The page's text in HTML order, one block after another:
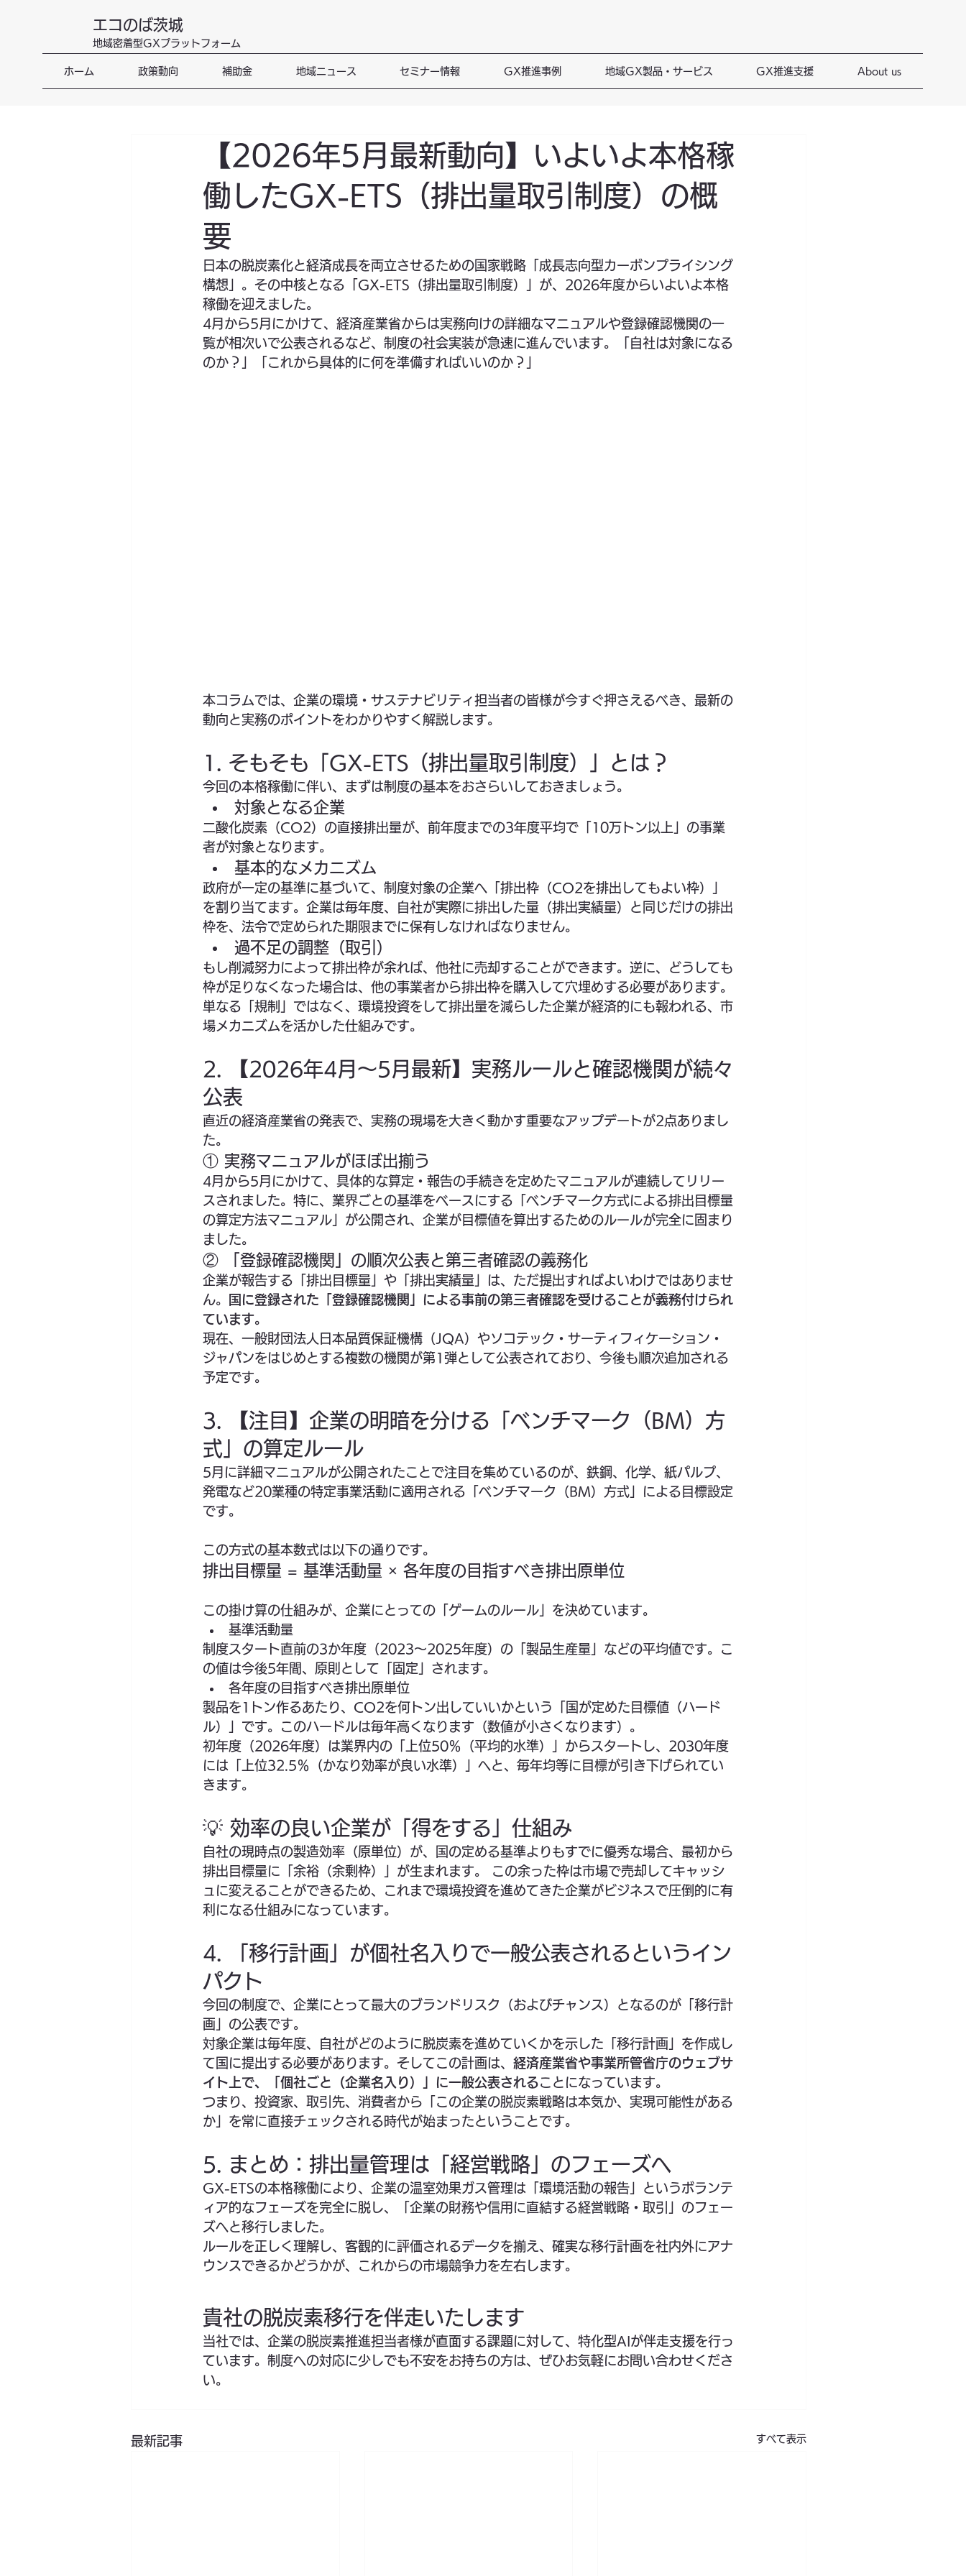
ホーム 政策動向 補助金 地域ニュース セミナー情報 GX推進事例 地域GX製品・サービス GX推進支援 About us
エコのば茨城
地域密着型GXプラットフォーム
【2026年5月最新動向】いよいよ本格稼
働したGX-ETS（排出量取引制度）の概
要
日本の脱炭素化と経済成長を両立させるための国家戦略「成長志向型カーボンプライシング
構想」。その中核となる「GX-ETS（排出量取引制度）」が、2026年度からいよいよ本格
稼働を迎えました。
4月から5月にかけて、経済産業省からは実務向けの詳細なマニュアルや登録確認機関の一
覧が相次いで公表されるなど、制度の社会実装が急速に進んでいます。「自社は対象になる
のか？」「これから具体的に何を準備すればいいのか？」
本コラムでは、企業の環境・サステナビリティ担当者の皆様が今すぐ押さえるべき、最新の
動向と実務のポイントをわかりやすく解説します。
1. そもそも「GX-ETS（排出量取引制度）」とは？
今回の本格稼働に伴い、まずは制度の基本をおさらいしておきましょう。
対象となる企業
二酸化炭素（CO2）の直接排出量が、前年度までの3年度平均で「10万トン以上」の事業
者が対象となります。
基本的なメカニズム
政府が一定の基準に基づいて、制度対象の企業へ「排出枠（CO2を排出してもよい枠）」
を割り当てます。企業は毎年度、自社が実際に排出した量（排出実績量）と同じだけの排出
枠を、法令で定められた期限までに保有しなければなりません。
過不足の調整（取引）
もし削減努力によって排出枠が余れば、他社に売却することができます。逆に、どうしても
枠が足りなくなった場合は、他の事業者から排出枠を購入して穴埋めする必要があります。
単なる「規制」ではなく、環境投資をして排出量を減らした企業が経済的にも報われる、市
場メカニズムを活かした仕組みです。
2. 【2026年4月〜5月最新】実務ルールと確認機関が続々
公表
直近の経済産業省の発表で、実務の現場を大きく動かす重要なアップデートが2点ありまし
た。
① 実務マニュアルがほぼ出揃う
4月から5月にかけて、具体的な算定・報告の手続きを定めたマニュアルが連続してリリー
スされました。特に、業界ごとの基準をベースにする「ベンチマーク方式による排出目標量
の算定方法マニュアル」が公開され、企業が目標値を算出するためのルールが完全に固まり
ました。
② 「登録確認機関」の順次公表と第三者確認の義務化
企業が報告する「排出目標量」や「排出実績量」は、ただ提出すればよいわけではありませ
ん。
国に登録された「登録確認機関」による事前の第三者確認を受けることが義務付けられ
ています。
現在、一般財団法人日本品質保証機構（JQA）やソコテック・サーティフィケーション・
ジャパンをはじめとする複数の機関が第1弾として公表されており、今後も順次追加される
予定です。
3. 【注目】企業の明暗を分ける「ベンチマーク（BM）方
式」の算定ルール
5月に詳細マニュアルが公開されたことで注目を集めているのが、鉄鋼、化学、紙パルプ、
発電など20業種の特定事業活動に適用される「ベンチマーク（BM）方式」による目標設定
です。
この方式の基本数式は以下の通りです。
排出目標量 = 基準活動量 × 各年度の目指すべき排出原単位
この掛け算の仕組みが、企業にとっての「ゲームのルール」を決めています。
基準活動量
制度スタート直前の3か年度（2023〜2025年度）の「製品生産量」などの平均値です。こ
の値は今後5年間、原則として「固定」されます。
各年度の目指すべき排出原単位
製品を1トン作るあたり、CO2を何トン出していいかという「国が定めた目標値（ハード
ル）」です。このハードルは毎年高くなります（数値が小さくなります）。
初年度（2026年度）は業界内の「上位50％（平均的水準）」からスタートし、2030年度
には「上位32.5％（かなり効率が良い水準）」へと、毎年均等に目標が引き下げられてい
きます。
💡 効率の良い企業が「得をする」仕組み
自社の現時点の製造効率（原単位）が、国の定める基準よりもすでに優秀な場合、最初から
排出目標量に「余裕（余剰枠）」が生まれます。 この余った枠は市場で売却してキャッシ
ュに変えることができるため、これまで環境投資を進めてきた企業がビジネスで圧倒的に有
利になる仕組みになっています。
4. 「移行計画」が個社名入りで一般公表されるというイン
パクト
今回の制度で、企業にとって最大のブランドリスク（およびチャンス）となるのが「移行計
画」の公表です。
対象企業は毎年度、自社がどのように脱炭素を進めていくかを示した「移行計画」を作成し
て国に提出する必要があります。そしてこの計画は、 経済産業省や事業所管省庁のウェブサ
イト上で、「個社ごと（企業名入り）」に一般公表されることになっています。
つまり、投資家、取引先、消費者から「この企業の脱炭素戦略は本気か、実現可能性がある
か」を常に直接チェックされる時代が始まったということです。
5. まとめ：排出量管理は「経営戦略」のフェーズへ
GX-ETSの本格稼働により、企業の温室効果ガス管理は「環境活動の報告」というボランテ
ィア的なフェーズを完全に脱し、「企業の財務や信用に直結する経営戦略・取引」のフェー
ズへと移行しました。
ルールを正しく理解し、客観的に評価されるデータを揃え、確実な移行計画を社内外にアナ
ウンスできるかどうかが、これからの市場競争力を左右します。
貴社の脱炭素移行を伴走いたします
当社では、企業の脱炭素推進担当者様が直面する課題に対して、特化型AIが伴走支援を行っ
ています。制度への対応に少しでも不安をお持ちの方は、ぜひお気軽にお問い合わせくださ
い。
最新記事 すべて表示